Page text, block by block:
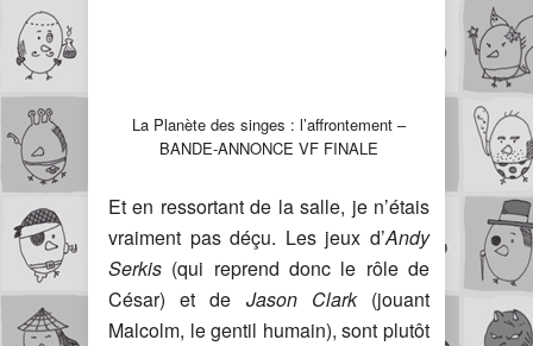
La Planète des singes : l’affrontement –
BANDE-ANNONCE VF FINALE
Et en ressortant de la salle, je n’étais
vraiment pas déçu. Les jeux d’Andy
Serkis (qui reprend donc le rôle de
César) et de Jason Clark(jouant
Malcolm, le gentil humain), sont plutôt